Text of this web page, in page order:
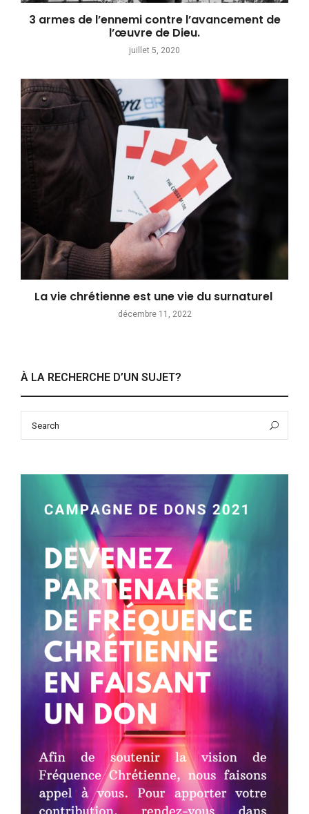
3 armes de l’ennemi contre l’avancement de
l’œuvre de Dieu.
juillet 5, 2020
La vie chrétienne est une vie du surnaturel
décembre 11, 2022
À LA RECHERCHE D’UN SUJET?